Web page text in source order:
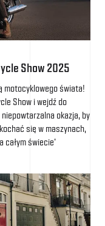
Show 2025
motocyklowego świata!
Show i wejdź do
okazja, by
się w maszynach,
całym świecie'